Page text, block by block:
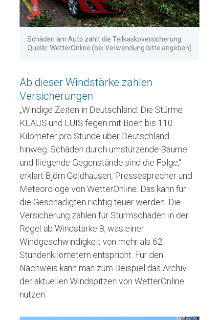
Schäden am Auto zahlt die Teilkaskoversicherung.
Quelle: WetterOnline (bei Verwendung bitte angeben)
Ab dieser Windstärke zahlen
Versicherungen
„Windige Zeiten in Deutschland: Die Stürme
KLAUS und LUIS fegen mit Böen bis 110
Kilometer pro Stunde über Deutschland
hinweg. Schäden durch umstürzende Bäume
und fliegende Gegenstände sind die Folge,“
erklärt Björn Goldhausen, Pressesprecher und
Meteorologe von WetterOnline. Das kann für
die Geschädigten richtig teuer werden. Die
Versicherung zahlen für Sturmschäden in der
Regel ab Windstärke 8, was einer
Windgeschwindigkeit von mehr als 62
Stundenkilometern entspricht. Für den
Nachweis kann man zum Beispiel das Archiv
der aktuellen Windspitzen von WetterOnline
nutzen.